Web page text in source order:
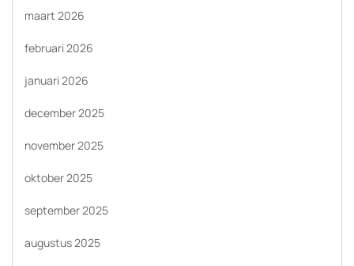
maart 2026
februari 2026
januari 2026
december 2025
november 2025
oktober 2025
september 2025
augustus 2025